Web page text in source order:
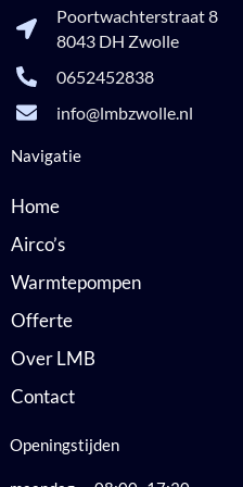
Poortwachterstraat 8
8043 DH Zwolle
0652452838
info@lmbzwolle.nl
Navigatie
Home
Airco’s
Warmtepompen
Offerte
Over LMB
Contact
Openingstijden